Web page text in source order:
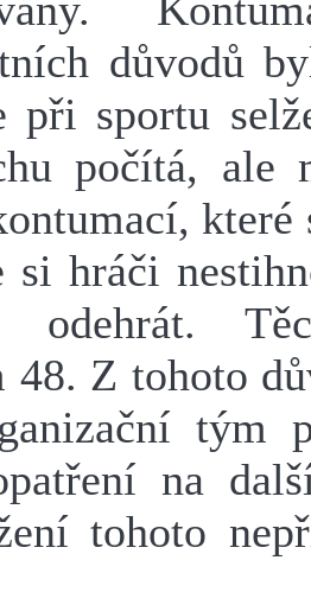
důvodů
při sportu
počítá, ale
které
si hráči
odehrát.
48. Z tohoto
tým
na
tohoto